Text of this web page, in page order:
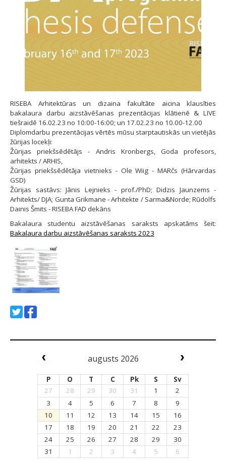
RISEBA Arhitektūras un dizaina fakultāte aicina klausīties
bakalaura darbu aizstāvēšanas prezentācijas klātienē & LIVE
tiešraidē 16.02.23 no 10:00-16:00; un 17.02.23 no 10.00-12.00
Diplomdarbu prezentācijas vērtēs mūsu starptautiskās un vietējās
žūrijas locekļi:
Žūrijas priekšsēdētājs - Andris Kronbergs, Goda profesors,
arhitekts / ARHIS,
Žūrijas priekšsēdētāja vietnieks - Ole Wiig - MARčs (Hārvardas
GSD)
Žūrijas sastāvs: Jānis Lejnieks - prof./PhD; Didzis Jaunzems -
Arhitekts/ DJA; Gunta Grikmane - Arhitekte / Sarma&Norde; Rūdolfs
Dainis Šmits - RISEBA FAD dekāns
Bakalaura studentu aizstāvēšanas saraksts apskatāms šeit:
Bakalaura darbu aizstāvēšanas saraksts 2023
augusts 2026
P O T C Pk S
Sv
27
28 29 30 31 1
2
3
4 5 6 7 8
9
10
11 12 13 14 15
16
17
18 19 20 21 22
23
24
25 26 27 28 29
30
31
1 2 3 4 5 6